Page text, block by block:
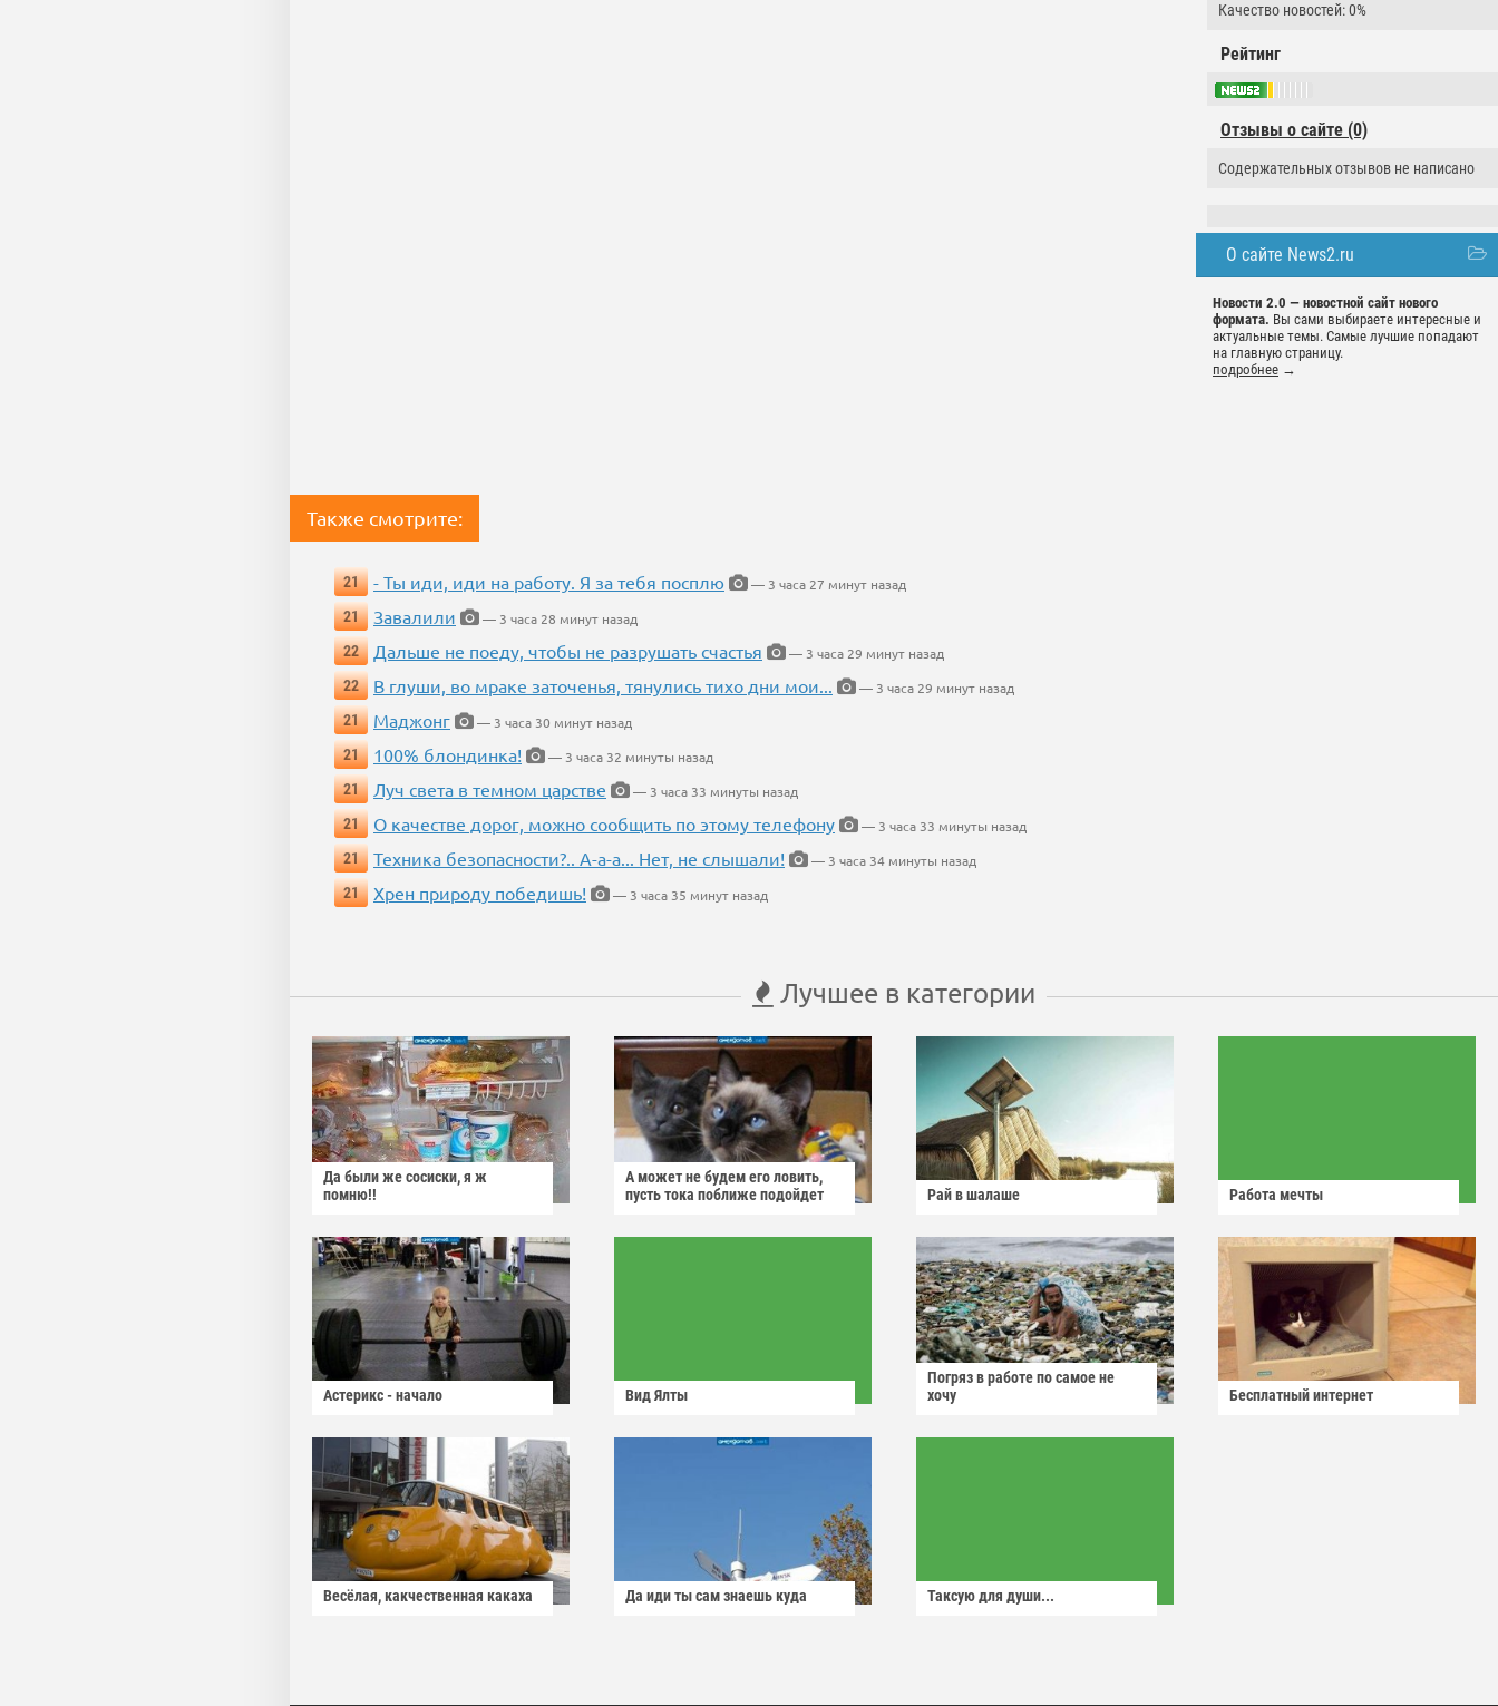
Качество новостей: 0%
Рейтинг
Отзывы о сайте (0)
Содержательных отзывов не написано
О сайте News2.ru
Новости 2.0 — новостной сайт нового
формата. Вы сами выбираете интересные и
актуальные темы. Самые лучшие попадают
на главную страницу.
подробнее →
Также смотрите:
21 - Ты иди, иди на работу. Я за тебя посплю
— 3 часа 27 минут назад
21
Завалили
— 3 часа 28 минут назад
22
Дальше не поеду, чтобы не разрушать счастья
— 3 часа 29 минут назад
22
В глуши, во мраке заточенья, тянулись тихо дни мои...
— 3 часа 29 минут назад
21
Маджонг
— 3 часа 30 минут назад
21
100% блондинка!
— 3 часа 32 минуты назад
21
Луч света в темном царстве
— 3 часа 33 минуты назад
21
О качестве дорог, можно сообщить по этому телефону
— 3 часа 33 минуты назад
21
Техника безопасности?.. А-а-а... Нет, не слышали!
— 3 часа 34 минуты назад
21
Хрен природу победишь! — 3 часа 35 минут назад
Лучшее в категории
Да были же сосиски, я ж
помню!!
А может не будем его ловить,
пусть тока поближе подойдет
Рай в шалаше Работа мечты
Астерикс - начало Вид Ялты
Погряз в работе по самое не
хочу
Бесплатный интернет
Весёлая, какчественная какаха Да иди ты сам знаешь куда Таксую для души...